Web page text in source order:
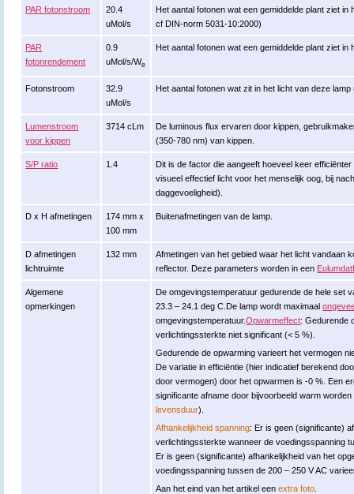
PAR fotonstroom
20.4
uMol/s
Het aantal fotonen wat een gemiddelde plant ziet
cf DIN-norm 5031-10:2000)
PAR
fotonrendement
0.9
uMol/s/We
Het aantal fotonen wat een gemiddelde plant ziet in
Fotonstroom
32.9
uMol/s
Het aantal fotonen wat zit in het licht van deze
Lumenstroom
voor kippen
3714 cLm
De luminous flux ervaren door kippen,
(350-780 nm) van kippen.
S/P ratio 1.4
Dit is de factor die aangeeft hoeveel keer
visueel effectief licht voor het menselijk oog, bij
daggevoeligheid).
D x H afmetingen
174 mm x
100 mm
Buitenafmetingen van de lamp.
D afmetingen
lichtruimte
132 mm
Afmetingen van het gebied waar het licht vandaan
reflector. Deze parameters worden in een
Algemene
opmerkingen
De omgevingstemperatuur gedurende de hele set
23.3 – 24.1 deg C.De lamp wordt maximaal
omgevingstemperatuur.Opwarmeffect: Gedurende
verlichtingssterkte niet significant (< 5 %).
Gedurende de opwarming varieert het vermogen
De variatie in efficiëntie (hier indicatief berekend
door vermogen) door het opwarmen is -0 %. Een
significante afname door bijvoorbeeld warm
levensduur).
Afhankelijkheid spanning: Er is geen (significante)
verlichtingssterkte wanneer de voedingsspanning
Er is geen (significante) afhankelijkheid van het
voedingsspanning tussen de 200 – 250 V AC
Aan het eind van het artikel eenextra foto